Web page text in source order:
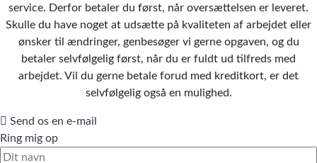
service. Derfor betaler du først, når oversættelsen er leveret.
Skulle du have noget at udsætte på kvaliteten af arbejdet eller
ønsker til ændringer, genbesøger vi gerne opgaven, og du
betaler selvfølgelig først, når du er fuldt ud tilfreds med
arbejdet. Vil du gerne betale forud med kreditkort, er det
selvfølgelig også en mulighed.
Send os en e-mail
Ring mig op